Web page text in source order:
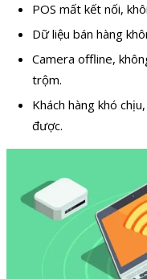
POS mất kết nối,
Dữ liệu bán hàng
Camera offline,
trộm.
Khách hàng khó
được.